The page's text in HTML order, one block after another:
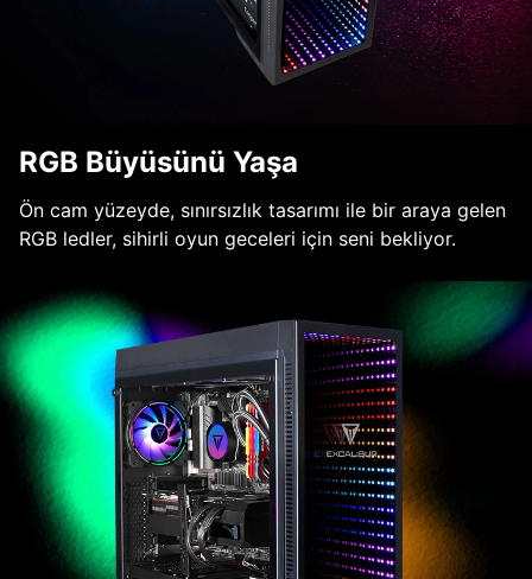
RGB Büyüsünü Yaşa
Ön cam yüzeyde, sınırsızlık tasarımı ile bir araya gelen
RGB ledler, sihirli oyun geceleri için seni bekliyor.